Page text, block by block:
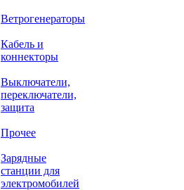
Ветрогенераторы
Кабель и
коннекторы
Выключатели,
переключатели,
защита
Прочее
Зарядные
станции для
электромобилей